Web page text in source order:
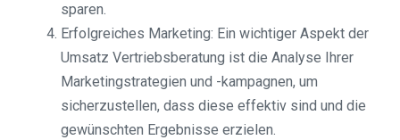
sparen.
Erfolgreiches Marketing: Ein wichtiger Aspekt der
Umsatz Vertriebsberatung ist die Analyse Ihrer
Marketingstrategien und -kampagnen, um
sicherzustellen, dass diese effektiv sind und die
gewünschten Ergebnisse erzielen.